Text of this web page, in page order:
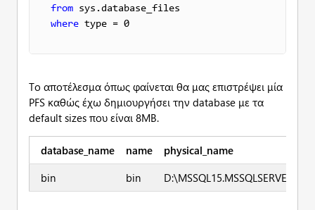
from
where type = 0
Το αποτέλεσμα όπως φαίνεται θα μας επιστρέψει μία
PFS καθώς έχω δημιουργήσει την database με τα
default sizes που είναι 8ΜΒ.
database_name name
physical_name
bin
bin